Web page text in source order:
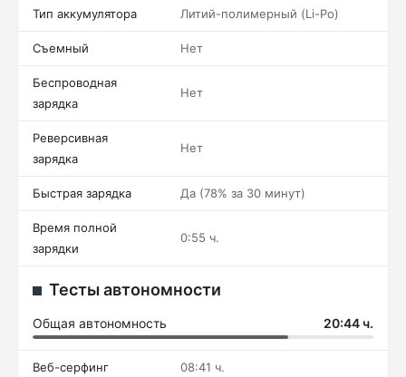
Тип аккумулятора Литий-полимерный (Li-Po)
Съемный Нет
Беспроводная
зарядка
Нет
Реверсивная
зарядка
Нет
Быстрая зарядка Да (78% за 30 минут)
Время полной
зарядки
0:55 ч.
Тесты автономности
Общая автономность 20:44 ч.
Веб-серфинг 08:41 ч.